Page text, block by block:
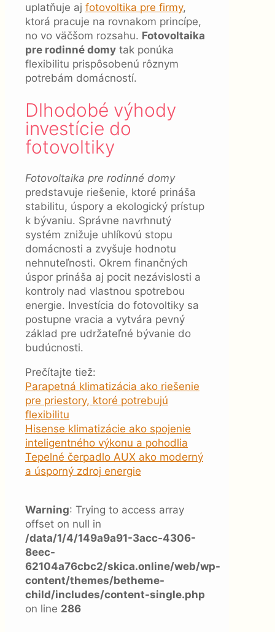
uplatňuje aj fotovoltika pre firmy,
ktorá pracuje na rovnakom princípe,
no vo väčšom rozsahu. Fotovoltaika
pre rodinné domy tak ponúka
flexibilitu prispôsobenú rôznym
potrebám domácností.
Dlhodobé výhody
investície do
fotovoltiky
Fotovoltaika pre rodinné domy
predstavuje riešenie, ktoré prináša
stabilitu, úspory a ekologický prístup
k bývaniu. Správne navrhnutý
systém znižuje uhlíkovú stopu
domácnosti a zvyšuje hodnotu
nehnuteľnosti. Okrem finančných
úspor prináša aj pocit nezávislosti a
kontroly nad vlastnou spotrebou
energie. Investícia do fotovoltiky sa
postupne vracia a vytvára pevný
základ pre udržateľné bývanie do
budúcnosti.
Prečítajte tiež:
Parapetná klimatizácia ako riešenie
pre priestory, ktoré potrebujú
flexibilitu
Hisense klimatizácie ako spojenie
inteligentného výkonu a pohodlia
Tepelné čerpadlo AUX ako moderný
a úsporný zdroj energie
Warning: Trying to access array
offset on null in
/data/1/4/149a9a91-3acc-4306-
8eec-
62104a76cbc2/skica.online/web/wp-
content/themes/betheme-
child/includes/content-single.php
on line 286